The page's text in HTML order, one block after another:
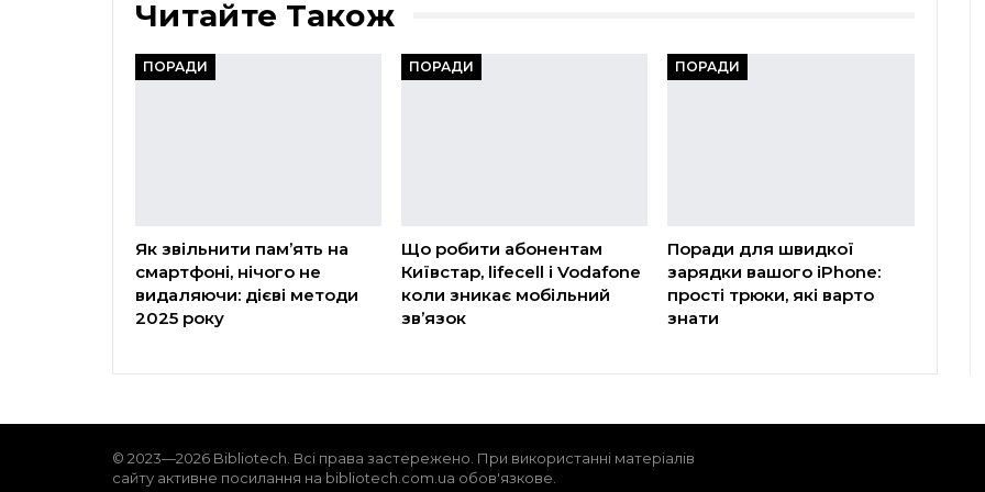
Читайте Також
ПОРАДИ
Як звільнити пам’ять на
смартфоні, нічого не
видаляючи: дієві методи
2025 року
ПОРАДИ
Що робити абонентам
Київстар, lifecell і Vodafone
коли зникає мобільний
зв’язок
ПОРАДИ
Поради для швидкої
зарядки вашого iPhone:
прості трюки, які варто
знати
© 2023—2026 Bibliotech. Всі права застережено. При використанні матеріалів
сайту активне посилання на bibliotech.com.ua обов'язкове.